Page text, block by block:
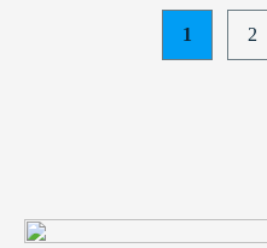
pagination
1 2